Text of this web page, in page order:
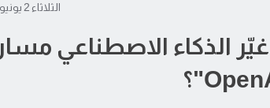
الثلاثاء 2 يونيو 2026 / 21:14
الذكاء الاصطناعي مسار